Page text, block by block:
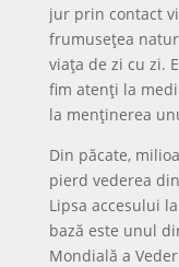
jur prin contact
frumusețea
viața de zi cu zi.
fim atenți la
la menținerea
Din păcate,
pierd vederea
Lipsa accesului
bază este unul
Mondială a